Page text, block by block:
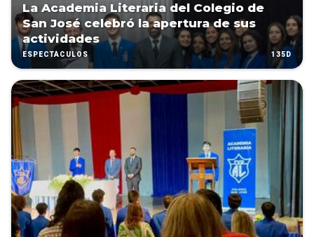
La Academia Literaria del Colegio de
San José celebró la apertura de sus
actividades
ESPECTÁCULOS 135D